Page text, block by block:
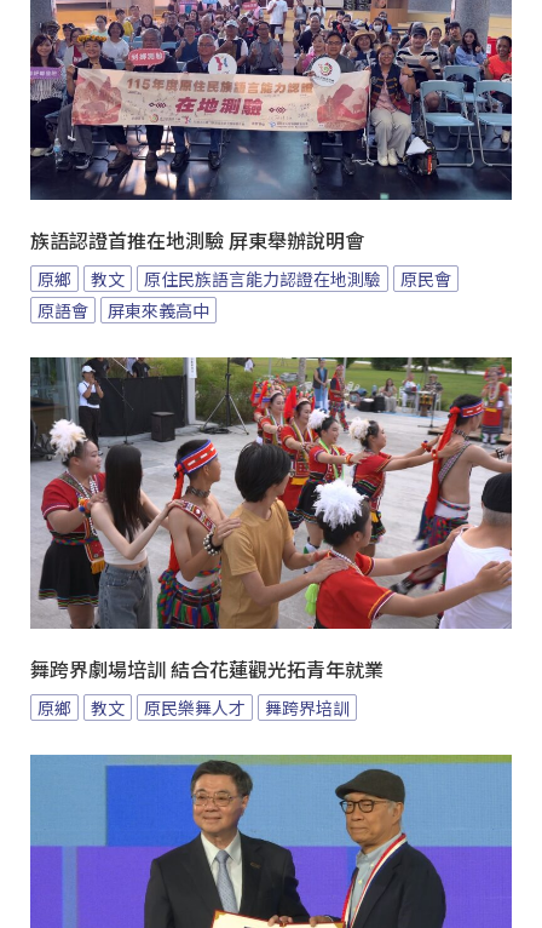
族語認證首推在地測驗 屏東舉辦說明會
原鄉 教文 原住民族語言能力認證在地測驗
原民會
原語會
屏東來義高中
舞跨界劇場培訓 結合花蓮觀光拓青年就業
原鄉 教文 原民樂舞人才 舞跨界培訓